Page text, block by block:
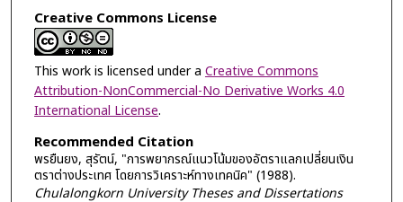
Creative Commons License
This work is licensed under a Creative Commons
Attribution-NonCommercial-No Derivative Works 4.0
International License.
Recommended Citation
พรยืนยง, สุรัตน์, "การพยากรณ์แนวโน้มของอัตราแลกเปลี่ยนเงิน
ตราต่างประเทศ โดยการวิเคราะห์ทางเทคนิค" (1988).
Chulalongkorn University Theses and Dissertations